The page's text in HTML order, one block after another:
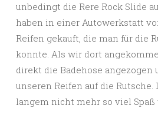
unbedingt die Rere Rock Slide
haben in einer Autowerkstatt
Reifen gekauft, die man für die
konnte. Als wir dort
direkt die Badehose angezogen
unseren Reifen auf die
langem nicht mehr so viel Spaß